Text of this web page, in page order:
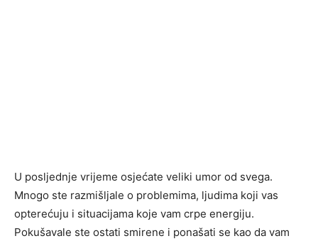
U posljednje vrijeme osjećate veliki umor od svega.
Mnogo ste razmišljale o problemima, ljudima koji vas
opterećuju i situacijama koje vam crpe energiju.
Pokušavale ste ostati smirene i ponašati se kao da vam